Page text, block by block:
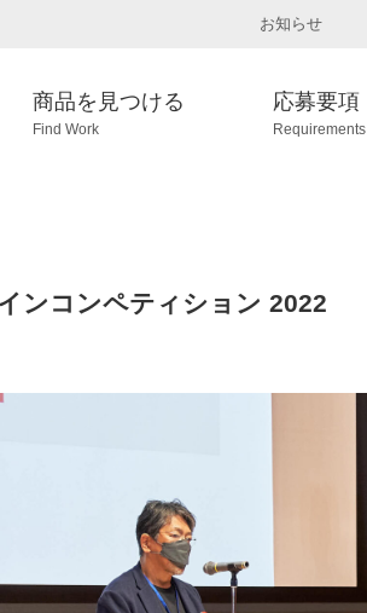
商品を見つける
Find Work
応募要項
Requirements
お知らせ
ンコンペティション 2022